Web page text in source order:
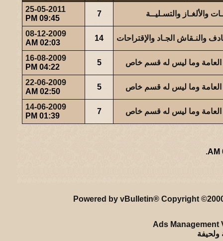
والألغـاز والتسـليــة 7
25-05-2011
09:45 PM
والنـقاش الجـاد والإقتراحات 14
08-12-2009
02:03 AM
العامة وما ليس له قسم خاص 5
16-08-2009
04:22 PM
العامة وما ليس له قسم خاص 5
22-06-2009
02:50 AM
العامة وما ليس له قسم خاص 7
14-06-2009
01:39 PM
.
Powered by vBulletin® Copyright
Ads Management
ولحيفة